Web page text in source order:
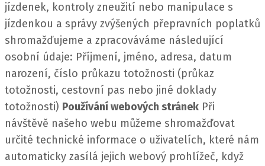
jízdenek, kontroly zneužití nebo manipulace s
jízdenkou a správy zvýšených přepravních poplatků
shromažďujeme a zpracováváme následující
osobní údaje: Příjmení, jméno, adresa, datum
narození, číslo průkazu totožnosti (průkaz
totožnosti, cestovní pas nebo jiné doklady
totožnosti) Používání webových stránek Při
návštěvě našeho webu můžeme shromažďovat
určité technické informace o uživatelích, které nám
automaticky zasílá jejich webový prohlížeč, když